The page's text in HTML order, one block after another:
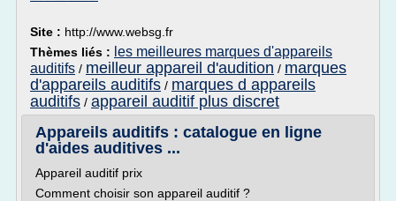
Site : http://www.websg.fr
Thèmes liés : les meilleures marques d'appareils
auditifs / meilleur appareil d'audition / marques
d'appareils auditifs / marques d appareils
auditifs / appareil auditif plus discret
Appareils auditifs : catalogue en ligne
d'aides auditives ...
Appareil auditif prix
Comment choisir son appareil auditif ?